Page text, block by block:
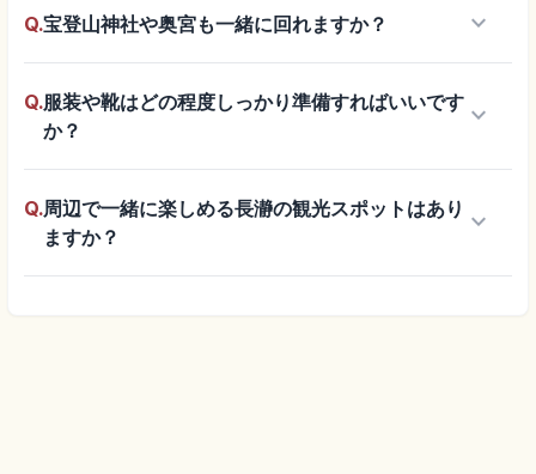
Q.宝登山神社や奥宮も一緒に回れますか？ keyboard_arrow_down
Q.服装や靴はどの程度しっかり準備すればいいです
か？
keyboard_arrow_down
Q.周辺で一緒に楽しめる長瀞の観光スポットはあり
ますか？
keyboard_arrow_down